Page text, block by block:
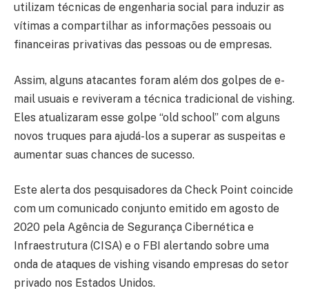
utilizam técnicas de engenharia social para induzir as
vítimas a compartilhar as informações pessoais ou
financeiras privativas das pessoas ou de empresas.
Assim, alguns atacantes foram além dos golpes de e-
mail usuais e reviveram a técnica tradicional de vishing.
Eles atualizaram esse golpe “old school” com alguns
novos truques para ajudá-los a superar as suspeitas e
aumentar suas chances de sucesso.
Este alerta dos pesquisadores da Check Point coincide
com um comunicado conjunto emitido em agosto de
2020 pela Agência de Segurança Cibernética e
Infraestrutura (CISA) e o FBI alertando sobre uma
onda de ataques de vishing visando empresas do setor
privado nos Estados Unidos.